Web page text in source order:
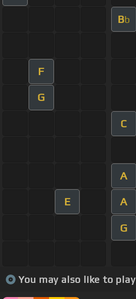
Bb
F
G
C
A
E A
G
You may also like to play